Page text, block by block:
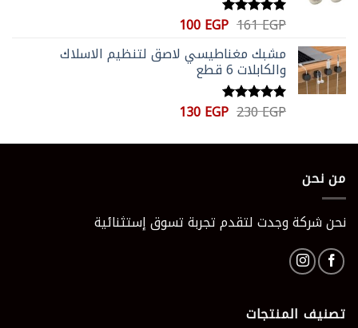
تم التقييم
161EGP السعر
هو:
161 EGP.
100EGP السعر
هو:
مشبك مغناطيسي لاصق لتنظيم الاسلاك
والكابلات 6 قطع
تم التقييم
230EGP السعر
هو:
130EGP السعر
هو:
من نحن
نحن شركة وجدت لتقدم تجربة تسوق إستثنائية
تصنيف المنتجات